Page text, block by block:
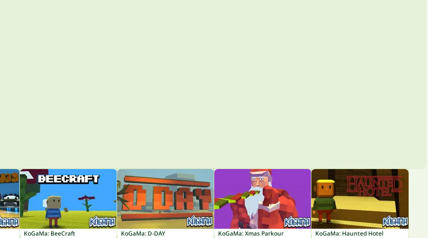
KoGaMa: BeeCraft KoGaMa: D-DAY KoGaMa: Xmas Parkour KoGaMa: Haunted Hotel